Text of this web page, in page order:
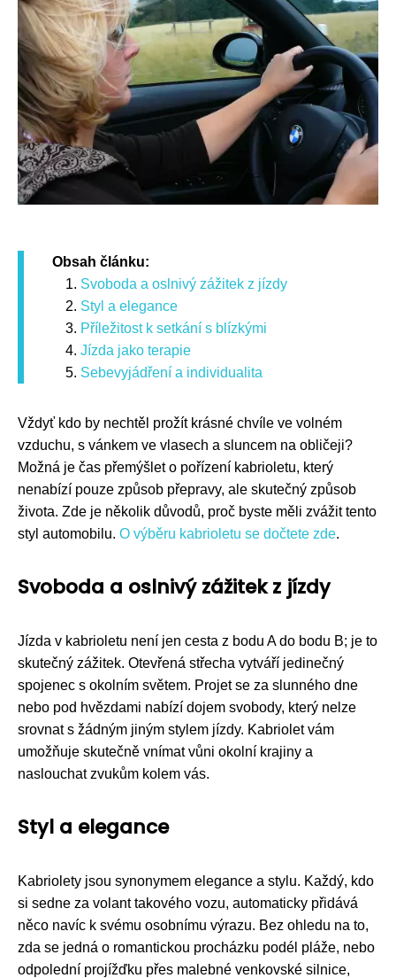
Obsah článku:
Svoboda a oslnivý zážitek z jízdy
Styl a elegance
Příležitost k setkání s blízkými
Jízda jako terapie
Sebevyjádření a individualita
Vždyť kdo by nechtěl prožít krásné chvíle ve volném
vzduchu, s vánkem ve vlasech a sluncem na obličeji?
Možná je čas přemýšlet o pořízení kabrioletu, který
nenabízí pouze způsob přepravy, ale skutečný způsob
života. Zde je několik důvodů, proč byste měli zvážit tento
styl automobilu. O výběru kabrioletu se dočtete zde.
Svoboda a oslnivý zážitek z jízdy
Jízda v kabrioletu není jen cesta z bodu A do bodu B; je to
skutečný zážitek. Otevřená střecha vytváří jedinečný
spojenec s okolním světem. Projet se za slunného dne
nebo pod hvězdami nabízí dojem svobody, který nelze
srovnat s žádným jiným stylem jízdy. Kabriolet vám
umožňuje skutečně vnímat vůni okolní krajiny a
naslouchat zvukům kolem vás.
Styl a elegance
Kabriolety jsou synonymem elegance a stylu. Každý, kdo
si sedne za volant takového vozu, automaticky přidává
něco navíc k svému osobnímu výrazu. Bez ohledu na to,
zda se jedná o romantickou procházku podél pláže, nebo
odpolední projížďku přes malebné venkovské silnice,